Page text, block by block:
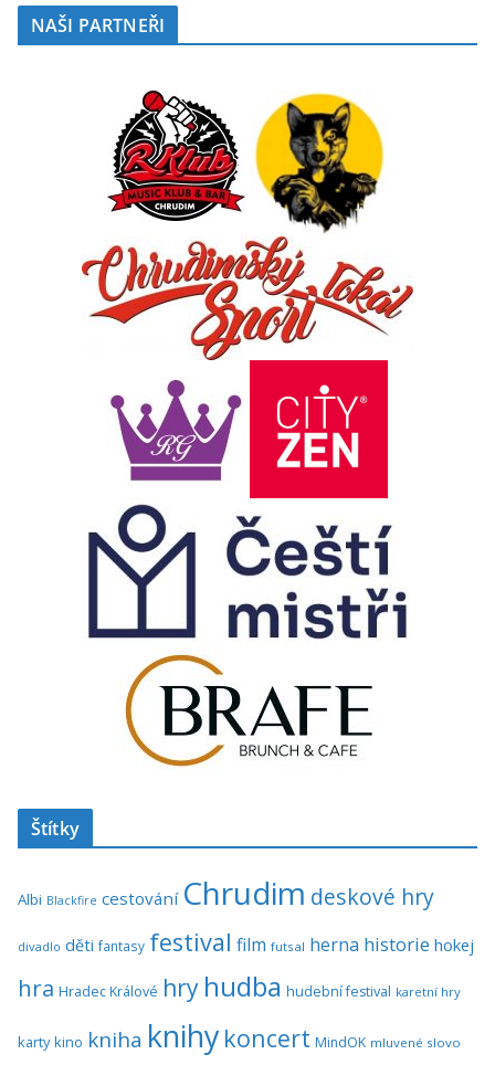
NAŠI PARTNEŘI
Štítky
Albi Blackfire cestování Chrudim deskové hry
divadlo děti fantasy festival film futsal herna historie hokej
hra Hradec Králové hry hudba hudební festival karetní hry
karty kino kniha knihy koncert MindOK mluvené slovo